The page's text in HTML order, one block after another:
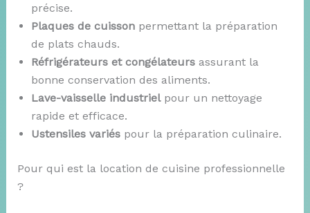
précise.
Plaques de cuissonpermettant la préparation
de plats chauds.
Réfrigérateurs et congélateursassurant la
bonne conservation des aliments.
Lave-vaisselle industrielpour un nettoyage
rapide et efficace.
Ustensiles variéspour la préparation culinaire.
Pour qui est la location de cuisine professionnelle
?